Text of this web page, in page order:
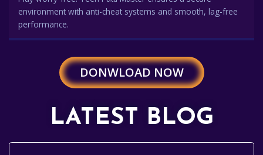
environment with anti-cheat systems and smooth, lag-free
performance.
DONWLOAD NOW
LATEST BLOG